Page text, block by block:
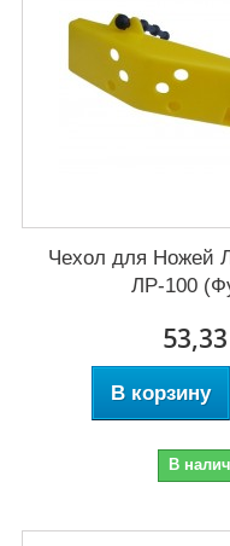
Чехол для Ножей
ЛР-100
В корзину
В